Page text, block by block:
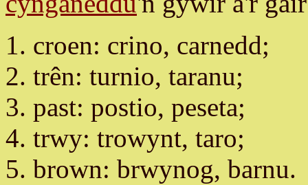
croen: crino, carnedd;
trên: turnio, taranu;
past: postio, peseta;
trwy: trowynt, taro;
brown: brwynog, barnu.